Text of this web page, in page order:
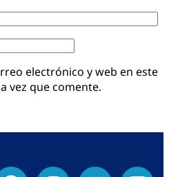
electrónico y web en este
vez que comente.